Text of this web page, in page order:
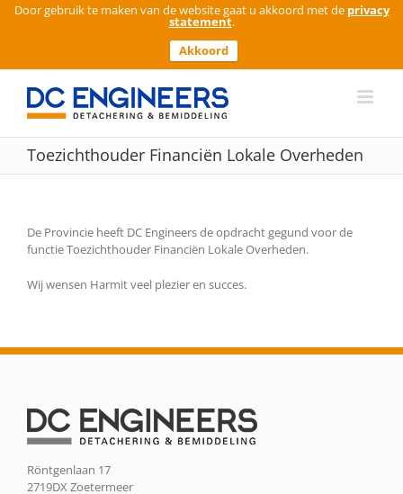
Door gebruik te maken van de website gaat u akkoord met de privacy
statement.
Akkoord
Ga
inhoud
Toezichthouder Financiën Lokale Overheden
De Provincie heeft DC Engineers de opdracht gegund voor de
functie Toezichthouder Financiën Lokale Overheden.
Wij wensen Harmit veel plezier en succes.
Röntgenlaan 17
2719DX Zoetermeer